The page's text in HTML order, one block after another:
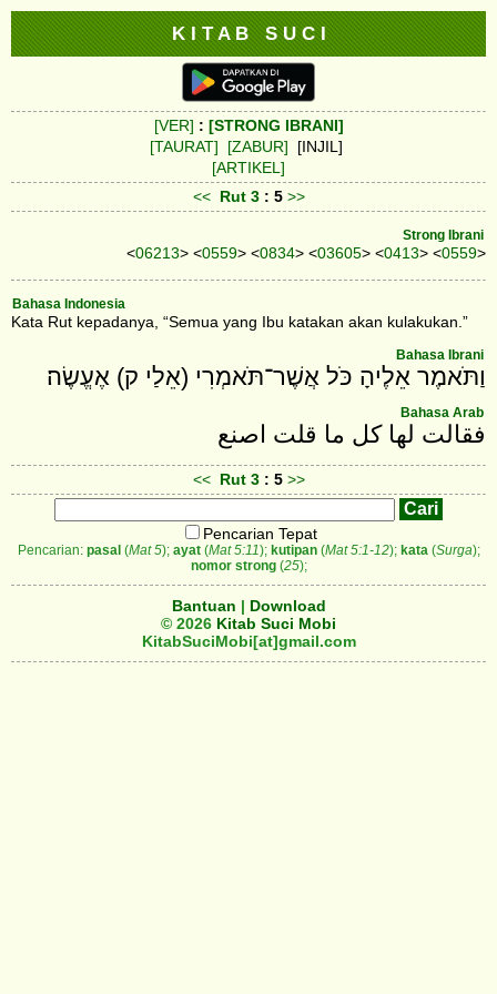
K I T A B S U C I
[VER] : [STRONG IBRANI]
[TAURAT]
[ZABUR] [INJIL]
[ARTIKEL]
<< Rut 3 : 5 >>
Strong Ibrani
<06213> <0559> <0834> <03605> <0413> <0559>
Bahasa Indonesia
Kata Rut kepadanya, “Semua yang Ibu katakan akan kulakukan.”
Bahasa Ibrani
וַתֹּאמֶר אֵלֶיהָ כֹּל אֲשֶׁר־תֹּאמְרִי (אֵלַי ק) אֶעֱשֶׂה׃
Bahasa Arab
فقالت لها كل ما قلت اصنع
<< Rut 3 : 5 >>
Pencarian Tepat
Pencarian: pasal(Mat 5); ayat(Mat 5:11); kutipan(Mat 5:1-12); kata (Surga);
nomor strong(25);
Bantuan | Download
© 2026 Kitab Suci Mobi
KitabSuciMobi[at]gmail.com